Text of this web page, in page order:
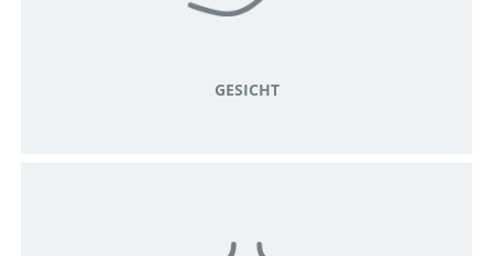
GESICHT